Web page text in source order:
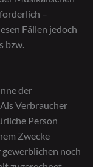
–
Fällen jedoch
bzw.
der
Verbraucher
Person
Zwecke
noch